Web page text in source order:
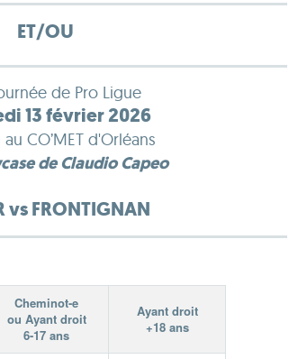
ET/OU
de Pro Ligue
13 février 2026
CO’MET d'Orléans
de Claudio Capeo
vs FRONTIGNAN
Cheminot-e
ou Ayant droit
6-17 ans
Ayant droit
+18 ans